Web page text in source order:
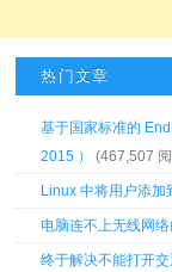
热门文章
基于国家标准的
2015 ）
(467,507
Linux 中将用户添加
电脑连不上无线网
终于解决不能打开